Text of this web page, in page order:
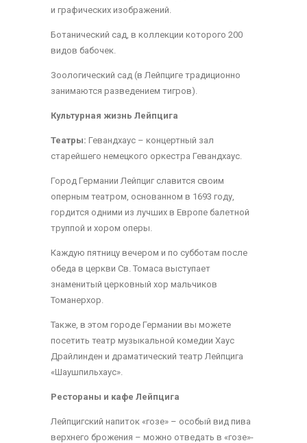
и графических изображений.
Ботанический сад, в коллекции которого 200
видов бабочек.
Зоологический сад (в Лейпциге традиционно
занимаются разведением тигров).
Культурная жизнь Лейпцига
Театры: Гевандхаус – концертный зал
старейшего немецкого оркестра Гевандхаус.
Город Германии Лейпциг славится своим
оперным театром, основанном в 1693 году,
гордится одними из лучших в Европе балетной
труппой и хором оперы.
Каждую пятницу вечером и по субботам после
обеда в церкви Св. Томаса выступает
знаменитый церковный хор мальчиков
Томанерхор.
Также, в этом городе Германии вы можете
посетить театр музыкальной комедии Хаус
Драйлинден и драматический театр Лейпцига
«Шаушпильхаус».
Рестораны и кафе Лейпцига
Лейпцигский напиток «гозе» – особый вид пива
верхнего брожения – можно отведать в «гозе»-